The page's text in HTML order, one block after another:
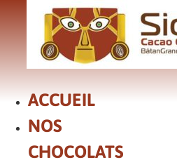
contenu
ACCUEIL
NOS
CHOCOLATS